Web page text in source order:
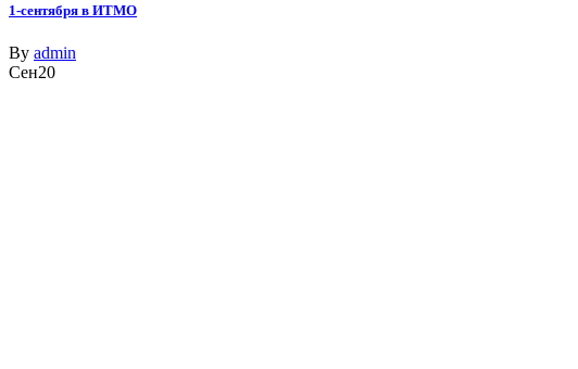
1-сентября в ИТМО
By admin
Сен20